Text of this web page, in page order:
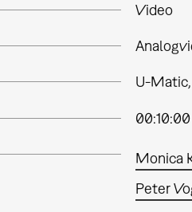
Video
U-
00:10:00
Monica
Peter